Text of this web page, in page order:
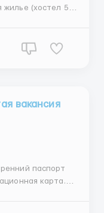
вакансия
карта.